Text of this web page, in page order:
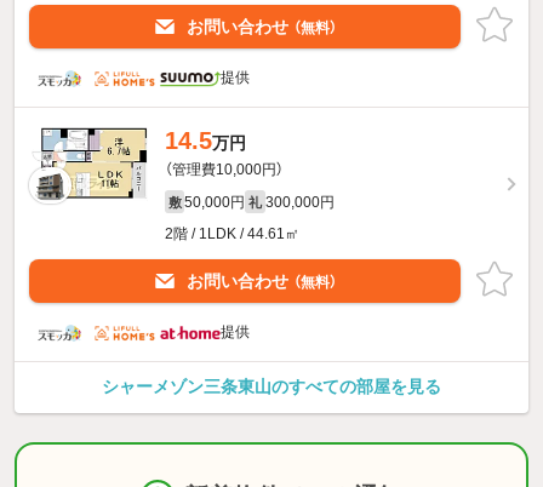
お問い合わせ （無料）
提供
14.5万円
（管理費10,000円）
敷 50,000円 礼 300,000円
2階 / 1LDK / 44.61㎡
お問い合わせ （無料）
提供
シャーメゾン三条東山のすべての部屋を見る